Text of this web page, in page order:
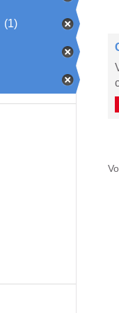
(1)